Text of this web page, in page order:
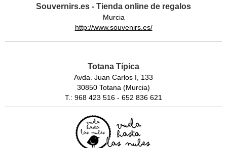
Souvernirs.es - Tienda online de regalos
Murcia
http://www.souvenirs.es/
Totana Típica
Avda. Juan Carlos I, 133
30850 Totana (Murcia)
T.: 968 423 516 - 652 836 621